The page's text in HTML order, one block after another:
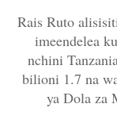
Rais Ruto
imeendelea
nchini
bilioni 1.7 na
ya Dola za